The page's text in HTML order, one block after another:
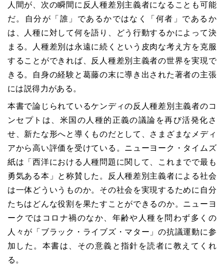
人間が、次の瞬間に反人種差別主義者になることも可能
だ。自分が「誰」であるかではなく「何者」であるか
は、人種に対して何を語り、どう行動するかによって決
まる。人種差別は永遠に続くという皮肉な考え方を克服
することができれば、反人種差別主義者の世界を実現で
きる。自身の経験と葛藤の末に導き出された著者の主張
には説得力がある。
本書で論じられているケンディの反人種差別主義者のコ
ンセプトは、米国の人種的正義の議論を再び活発化さ
せ、新たな形へと導くものだとして、さまざまなメディ
アから高い評価を受けている。ニューヨーク・タイムズ
紙は「西洋における人種問題に関して、これまでで最も
勇気ある本」と称賛した。反人種差別主義者による社会
は一体どういうものか。その社会を実現するために自分
たちはどんな役割を果たすことができるのか。ニューヨ
ークではコロナ禍のなか、年齢や人種を問わず多くの
人々が「ブラック・ライブズ・マター」の抗議運動に参
加した。本書は、その意義と指針を読者に教えてくれ
る。